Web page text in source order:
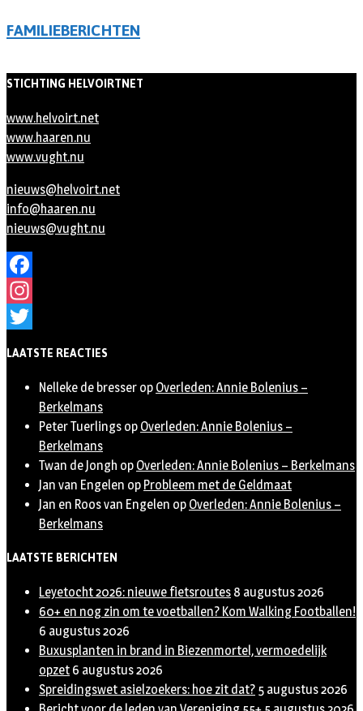
FAMILIEBERICHTEN
STICHTING HELVOIRTNET
www.helvoirt.net
www.haaren.nu
www.vught.nu
nieuws@helvoirt.net
info@haaren.nu
nieuws@vught.nu
Facebook
Instagram
LAATSTE REACTIES
Nelleke de bresser op Overleden: Annie Bolenius –
Berkelmans
Peter Tuerlings op Overleden: Annie Bolenius –
Berkelmans
Twan de Jongh op Overleden: Annie Bolenius – Berkelmans
Jan van Engelen op Probleem met de Geldmaat
Jan en Roos van Engelen op Overleden: Annie Bolenius –
Berkelmans
LAATSTE BERICHTEN
Leyetocht 2026: nieuwe fietsroutes 8 augustus 2026
60+ en nog zin om te voetballen? Kom Walking Footballen!
6 augustus 2026
Buxusplanten in brand in Biezenmortel, vermoedelijk
opzet 6 augustus 2026
Spreidingswet asielzoekers: hoe zit dat? 5 augustus 2026